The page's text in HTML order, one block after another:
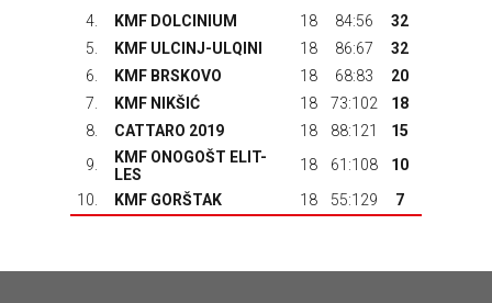
4.
KMF DOLCINIUM 18 84:56
32
5.
KMF ULCINJ-ULQINI 18 86:67
32
6.
KMF BRSKOVO 18 68:83
20
7.
KMF NIKŠIĆ 18 73:102
18
8.
CATTARO 2019 18 88:121
15
9.
KMF ONOGOŠT ELIT-
LES
18 61:108
10
10.
KMF GORŠTAK 18 55:129 7